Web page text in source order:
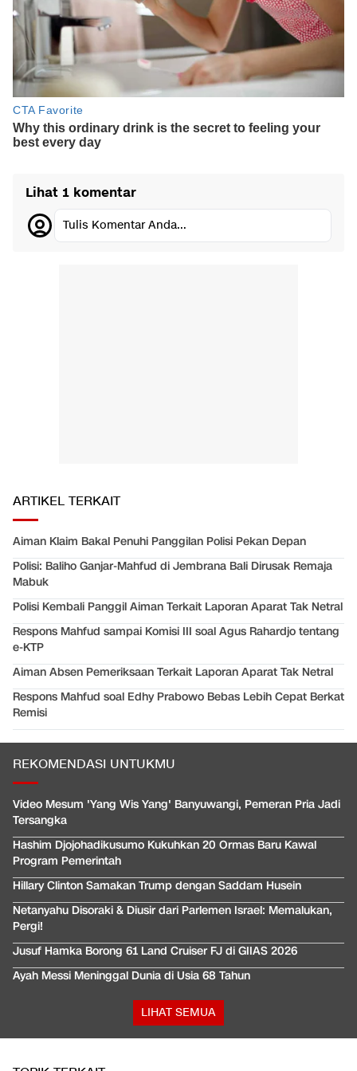
Lihat 1 komentar
Tulis Komentar Anda...
ARTIKEL TERKAIT
Aiman Klaim Bakal Penuhi Panggilan Polisi Pekan Depan
Polisi: Baliho Ganjar-Mahfud di Jembrana Bali Dirusak Remaja
Mabuk
Polisi Kembali Panggil Aiman Terkait Laporan Aparat Tak Netral
Respons Mahfud sampai Komisi III soal Agus Rahardjo tentang
e-KTP
Aiman Absen Pemeriksaan Terkait Laporan Aparat Tak Netral
Respons Mahfud soal Edhy Prabowo Bebas Lebih Cepat Berkat
Remisi
REKOMENDASI UNTUKMU
Video Mesum 'Yang Wis Yang' Banyuwangi, Pemeran Pria Jadi
Tersangka
Hashim Djojohadikusumo Kukuhkan 20 Ormas Baru Kawal
Program Pemerintah
Hillary Clinton Samakan Trump dengan Saddam Husein
Netanyahu Disoraki & Diusir dari Parlemen Israel: Memalukan,
Pergi!
Jusuf Hamka Borong 61 Land Cruiser FJ di GIIAS 2026
Ayah Messi Meninggal Dunia di Usia 68 Tahun
LIHAT SEMUA